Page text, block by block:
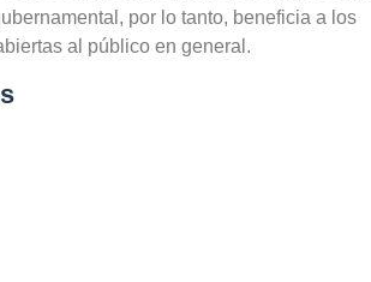
por lo tanto, beneficia a los
al público en general.